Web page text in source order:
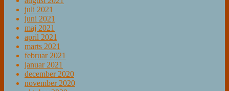
juli 2021
juni 2021
maj 2021
april 2021
marts 2021
februar 2021
januar 2021
december 2020
november 2020